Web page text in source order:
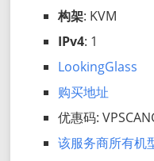
构架: KVM
IPv4: 1
LookingGlass
购买地址
优惠码:
该服务商所有机